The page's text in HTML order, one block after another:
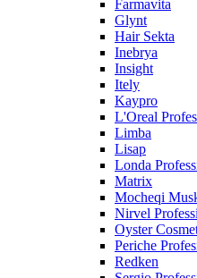
Farmavita
Glynt
Hair Sekta
Inebrya
Insight
Itely
Kaypro
L'Oreal
Limba
Lisap
Londa
Matrix
Mocheqi
Nirvel
Oyster
Periche
Redken